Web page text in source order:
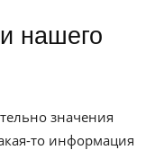
значения
то информация